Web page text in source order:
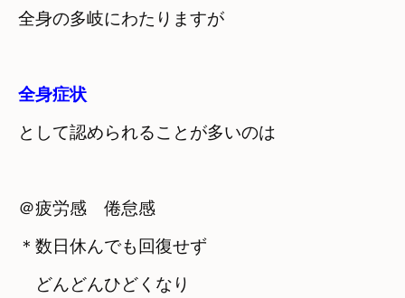
全身の多岐にわたりますが
として認められることが多いのは
＠疲労感　倦怠感
＊数日休んでも回復せず
どんどんひどくなり